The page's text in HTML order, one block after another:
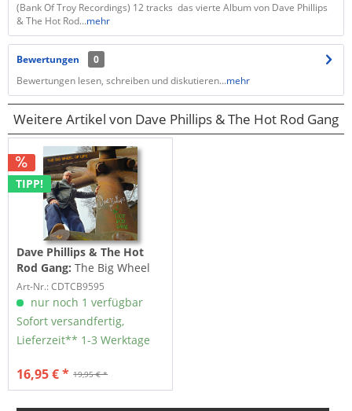
(Bank Of Troy Recordings) 12 tracks das vierte Album von Dave Phillips
& The Hot Rod...mehr
Bewertungen
0
Bewertungen lesen, schreiben und diskutieren...mehr
Weitere Artikel von Dave Phillips & The Hot Rod Gang
TIPP!
Dave Phillips & The Hot
Rod Gang: The Big Wheel
Of Life (CD)
Art-Nr.: CDTCB9595
nur noch 1 verfügbar
Sofort versandfertig,
Lieferzeit** 1-3 Werktage
19,95 € *
16,95 € *